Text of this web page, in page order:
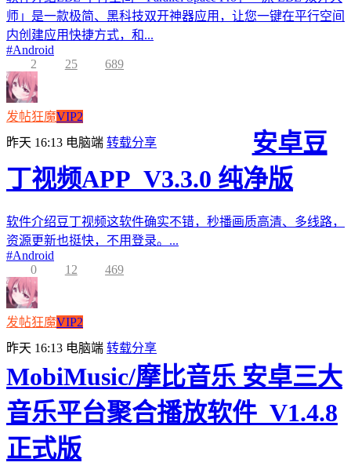
师」是一款极简、黑科技双开神器应用，让您一键在平行空间
内创建应用快捷方式，和...
#Android
2
25 689
发帖狂魔VIP2
昨天 16:13 电脑端 转载分享
安卓豆
丁视频APP_V3.3.0 纯净版
软件介绍豆丁视频这软件确实不错，秒播画质高清、多线路，
资源更新也挺快，不用登录。...
#Android
0
12 469
发帖狂魔VIP2
昨天 16:13 电脑端 转载分享
MobiMusic/摩比音乐 安卓三大
音乐平台聚合播放软件_V1.4.8
正式版